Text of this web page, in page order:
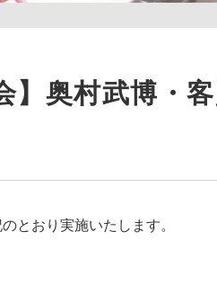
】奥村武博・
とおり実施いたします。